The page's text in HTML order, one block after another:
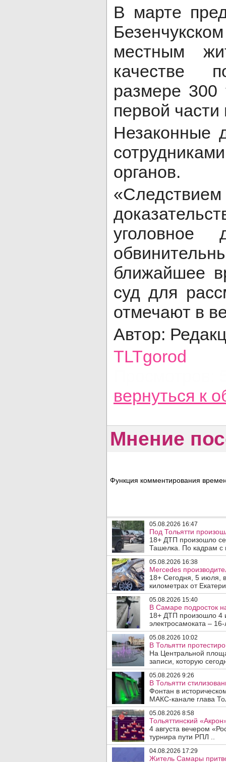
В марте
местным
качестве
размере 300
первой части
Незаконные
органов.
уголовное
ближайшее
суд для
отмечают в
Автор:
TLTgorod
вернуться к
Мнение
Функция комментирования
05.08.2026 16:47
Под Тольятти
18+ ДТП произошло
Ташелка. По кадрам с
05.08.2026 16:38
Mercedes
18+ Сегодня, 5 июля,
километрах от
05.08.2026 15:40
В Самаре подросток
18+ ДТП произошло
электросамоката –
05.08.2026 10:02
В Тольятти
На Центральной
записи, которую
05.08.2026 9:26
В Тольятти
Фонтан в
МАКС-канале глава
05.08.2026 8:58
Тольяттинский
4 августа вечером
турнира пути РПЛ ..
04.08.2026 17:29
Житель Самары